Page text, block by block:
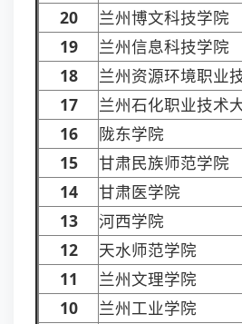
20
兰州博文科技学院
19
兰州信息科技学院
18
兰州资源环境职业
17
兰州石化职业技术
16
陇东学院
15
甘肃民族师范学院
14
甘肃医学院
13
河西学院
12
天水师范学院
11
兰州文理学院
10
兰州工业学院